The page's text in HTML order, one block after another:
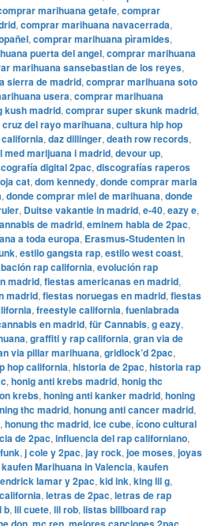
marihuana getafe, comprar
, comprar marihuana navacerrada,
, comprar marihuana pìramides,
puerta del angel, comprar marihuana
marihuana sansebastian de los reyes,
sierra de madrid, comprar marihuana soto
usera, comprar marihuana
kush madrid, comprar super skunk madrid,
cruz del rayo marihuana, cultura hip hop
, daz dillinger, death row records,
med marijuana i madrid, devour up,
digital 2pac, discografías raperos
cat, dom kennedy, donde comprar maria
, donde comprar miel de marihuana, donde
, Duitse vakantie in madrid, e-40, eazy e,
de madrid, eminem habla de 2pac,
a toda europa, Erasmus-Studenten in
, estilo gangsta rap, estilo west coast,
rap california, evolución rap
madrid, fiestas americanas en madrid,
madrid, fiestas noruegas en madrid, fiestas
, freestyle california, fuenlabrada
en madrid, für Cannabis, g eazy,
, graffiti y rap california, gran via de
via pillar marihuana, gridlock’d 2pac,
hop california, historia de 2pac, historia rap
, honig anti krebs madrid, honig thc
krebs, honing anti kanker madrid, honing
thc madrid, honung anti cancer madrid,
, honung thc madrid, ice cube, ícono cultural
de 2pac, influencia del rap californiano,
, j cole y 2pac, jay rock, joe moses, joyas
kaufen Marihuana in Valencia, kaufen
lamar y 2pac, kid ink, king lil g,
, letras de 2pac, letras de rap
b, lil cuete, lil rob, listas billboard rap